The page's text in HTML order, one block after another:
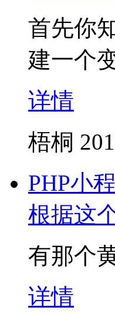
首先你
建一个
详情
梧桐
PHP小
根据这
有那个
详情